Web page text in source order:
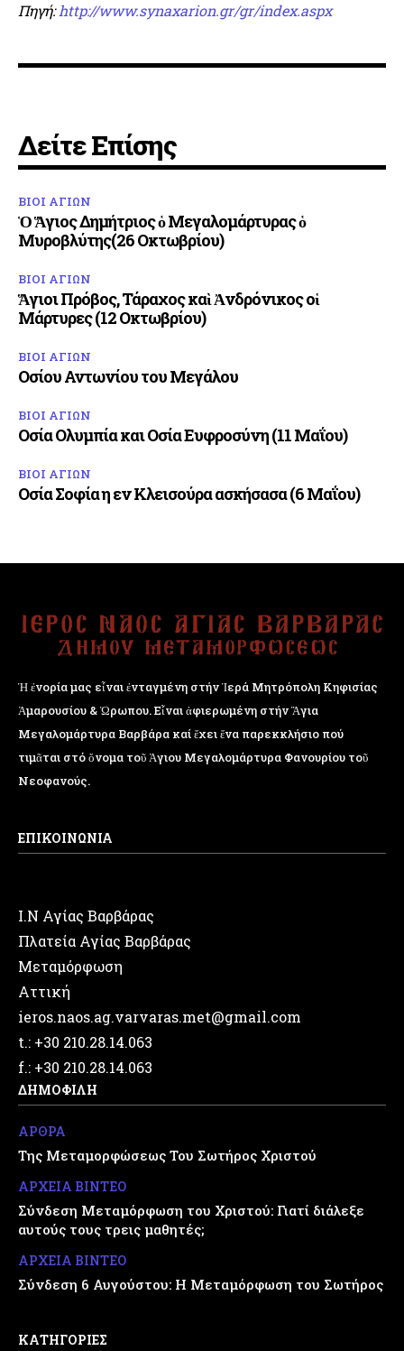
Πηγή:http://www.synaxarion.gr/gr/index.aspx
Δείτε Επίσης
ΒΙΟΙ ΑΓΙΩΝ
Ὁ Ἅγιος Δημήτριος ὁ Μεγαλομάρτυρας ὁ
Μυροβλύτης(26 Οκτωβρίου)
ΒΙΟΙ ΑΓΙΩΝ
Ἅγιοι Πρόβος, Τάραχος καὶ Ἀνδρόνικος οἱ
Μάρτυρες (12 Οκτωβρίου)
ΒΙΟΙ ΑΓΙΩΝ
Οσίου Αντωνίου του Μεγάλου
ΒΙΟΙ ΑΓΙΩΝ
Οσία Ολυμπία και Οσία Ευφροσύνη (11 Μαΐου)
ΒΙΟΙ ΑΓΙΩΝ
Οσία Σοφία η εν Κλεισούρα ασκήσασα (6 Μαΐου)
Ἡ ἐνορία μας εἶναι ἐνταγμένη στήν Ἱερά Μητρόπολη Κηφισίας
Ἁμαρουσίου & Ὠρωπου. Εἶναι ἀφιερωμένη στήν Ἅγια
Μεγαλομάρτυρα Βαρβάρα καί ἔχει ἕνα παρεκκλήσιο πού
τιμᾶται στό ὄνομα τοῦ Ἁγιου Μεγαλομάρτυρα Φανουρίου τοῦ
Νεοφανούς.
ΕΠΙΚΟΙΝΩΝΙΑ
Ι.Ν Αγίας Βαρβάρας
Πλατεία Αγίας Βαρβάρας
Μεταμόρφωση
Αττική
ieros.naos.ag.varvaras.met@gmail.com
t.: +30 210.28.14.063
f.: +30 210.28.14.063
ΔΗΜΟΦΙΛΗ
ΑΡΘΡΑ
Της Μεταμορφώσεως Του Σωτήρος Χριστού
ΑΡΧΕΙΑ ΒΙΝΤΕΟ
Σύνδεση Μεταμόρφωση του Χριστού: Γιατί διάλεξε
αυτούς τους τρεις μαθητές;
ΑΡΧΕΙΑ ΒΙΝΤΕΟ
Σύνδεση 6 Αυγούστου: Η Μεταμόρφωση του Σωτήρος
ΚΑΤΗΓΟΡΙΕΣ